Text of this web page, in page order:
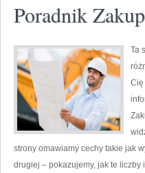
Poradnik
Ta
Cię
strony omawiamy cechy takie jak
drugiej – pokazujemy, jak te